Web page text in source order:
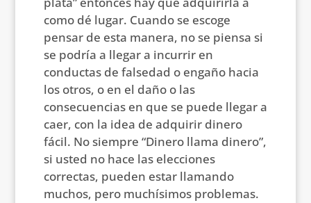
como dé lugar. Cuando se escoge
pensar de esta manera, no se piensa si
se podría a llegar a incurrir en
conductas de falsedad o engaño hacia
los otros, o en el daño o las
consecuencias en que se puede llegar a
caer, con la idea de adquirir dinero
fácil. No siempre “Dinero llama dinero”,
si usted no hace las elecciones
correctas, pueden estar llamando
muchos, pero muchísimos problemas.